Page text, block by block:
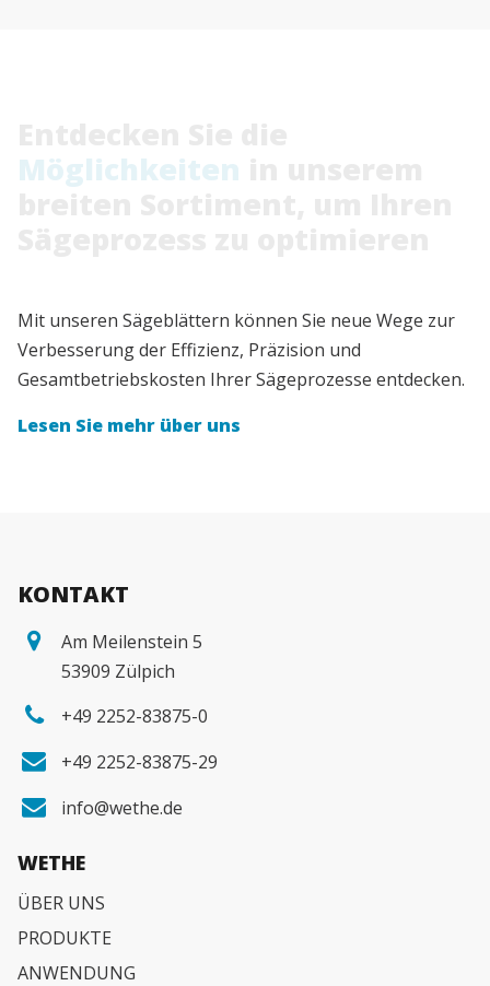
Möglichkeiten
Mit unseren Sägeblättern können Sie neue Wege zur
Verbesserung der Effizienz, Präzision und
Gesamtbetriebskosten Ihrer Sägeprozesse entdecken.
Lesen Sie mehr über uns
KONTAKT
Am Meilenstein 5
53909 Zülpich
+49 2252-83875-0
+49 2252-83875-29
info@wethe.de
WETHE
ÜBER UNS
PRODUKTE
ANWENDUNG